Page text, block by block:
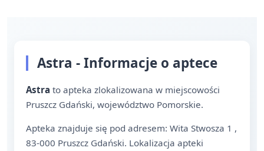
Astra - Informacje o aptece
Astra to apteka zlokalizowana w miejscowości
Pruszcz Gdański, województwo Pomorskie.
Apteka znajduje się pod adresem: Wita Stwosza 1 ,
83-000 Pruszcz Gdański. Lokalizacja apteki